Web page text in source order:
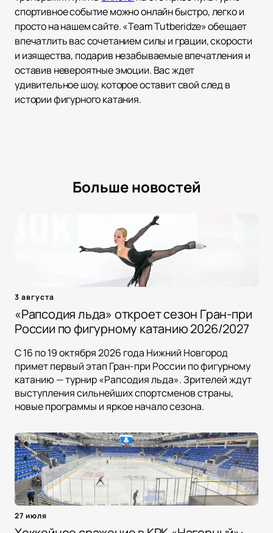
спортивное событие можно онлайн быстро, легко и
просто на нашем сайте. «Team Tutberidze» обещает
впечатлить вас сочетанием силы и грации, скорости
и изящества, подарив незабываемые впечатления и
оставив невероятные эмоции. Вас ждет
удивительное шоу, которое оставит свой след в
истории фигурного катания.
Больше новостей
3 августа
«Рапсодия льда» откроет сезон Гран-при
России по фигурному катанию 2026/2027
С 16 по 19 октября 2026 года Нижний Новгород
примет первый этап Гран-при России по фигурному
катанию — турнир «Рапсодия льда». Зрителей ждут
выступления сильнейших спортсменов страны,
новые программы и яркое начало сезона.
27 июля